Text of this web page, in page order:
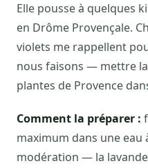
Elle pousse à quelques
en Drôme Provençale.
violets me rappellent
nous faisons — mettre
plantes de Provence
Comment la préparer :
maximum dans une eau
modération — la